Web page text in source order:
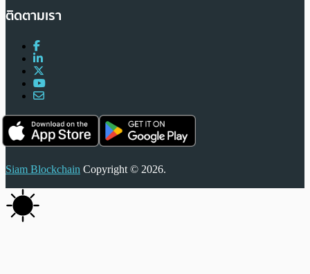
ติดตามเรา
Siam Blockchain Copyright © 2026.